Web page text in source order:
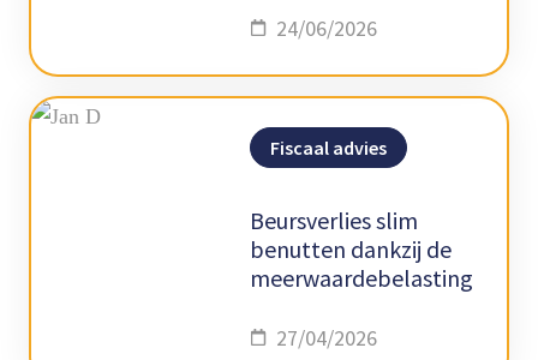
24/06/2026
Fiscaal advies
Beursverlies slim
benutten dankzij de
meerwaardebelasting
27/04/2026